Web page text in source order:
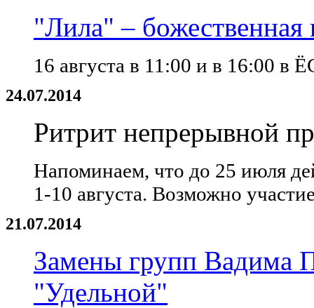
"Лила" – божественная
16 августа в 11:00 и в 16:00 в
24.07.2014
Ритрит непрерывной
Напоминаем, что до 25 июля
1-10 августа. Возможно
21.07.2014
Замены групп Вадима
"Удельной"